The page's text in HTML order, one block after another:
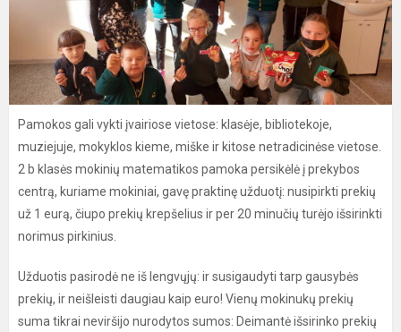
Pamokos gali vykti įvairiose vietose: klasėje, bibliotekoje,
muziejuje, mokyklos kieme, miške ir kitose netradicinėse vietose.
2 b klasės mokinių matematikos pamoka persikėlė į prekybos
centrą, kuriame mokiniai, gavę praktinę užduotį: nusipirkti prekių
už 1 eurą, čiupo prekių krepšelius ir per 20 minučių turėjo išsirinkti
norimus pirkinius.
Užduotis pasirodė ne iš lengvųjų: ir susigaudyti tarp gausybės
prekių, ir neišleisti daugiau kaip euro! Vienų mokinukų prekių
suma tikrai neviršijo nurodytos sumos: Deimantė išsirinko prekių